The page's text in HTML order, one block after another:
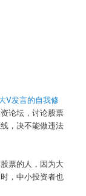
V发言的自我修
论坛，讨论股票
，决不能做违法
票的人，因为大
，中小投资者也